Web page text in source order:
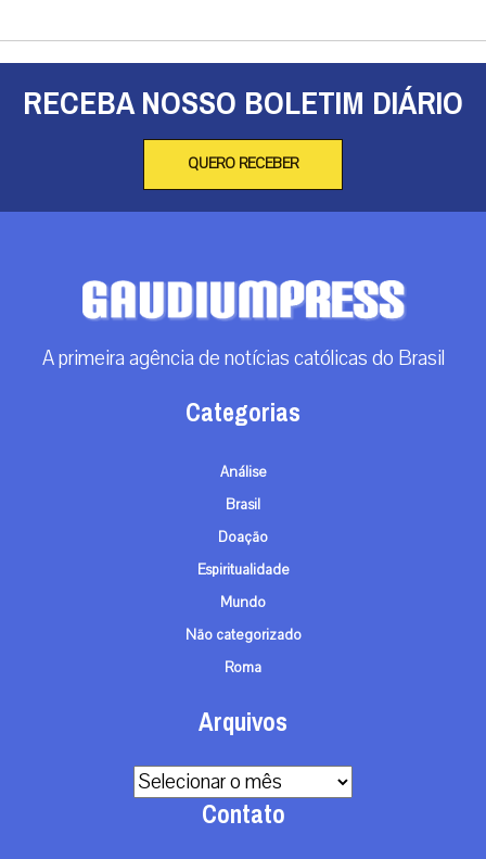
RECEBA NOSSO BOLETIM DIÁRIO
QUERO RECEBER
A primeira agência de notícias católicas do Brasil
Categorias
Análise
Brasil
Doação
Espiritualidade
Mundo
Não categorizado
Roma
Arquivos
Arquivos
Contato